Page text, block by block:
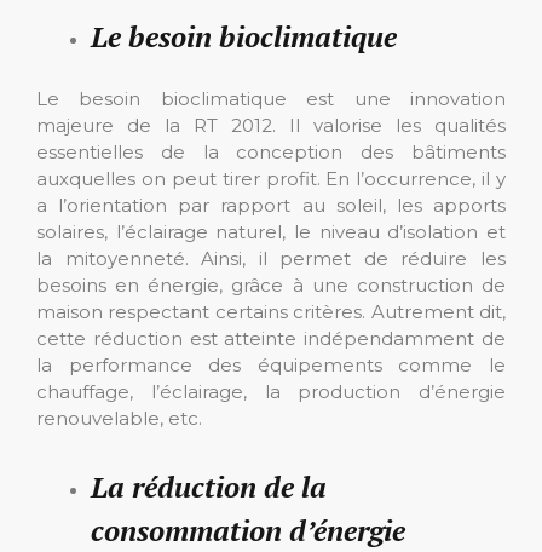
Le besoin bioclimatique
Le besoin bioclimatique est une innovation
majeure de la RT 2012. Il valorise les qualités
essentielles de la conception des bâtiments
auxquelles on peut tirer profit. En l’occurrence, il y
a l’orientation par rapport au soleil, les apports
solaires, l’éclairage naturel, le niveau d’isolation et
la mitoyenneté. Ainsi, il permet de réduire les
besoins en énergie, grâce à une construction de
maison respectant certains critères. Autrement dit,
cette réduction est atteinte indépendamment de
la performance des équipements comme le
chauffage, l’éclairage, la production d’énergie
renouvelable, etc.
La réduction de la
consommation d’énergie